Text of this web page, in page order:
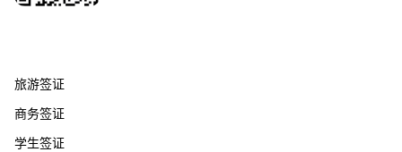
旅游签证
商务签证
学生签证